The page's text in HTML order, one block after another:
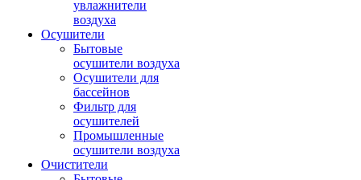
увлажнители
воздуха
Осушители
Бытовые
осушители воздуха
Осушители для
бассейнов
Фильтр для
осушителей
Промышленные
осушители воздуха
Очистители